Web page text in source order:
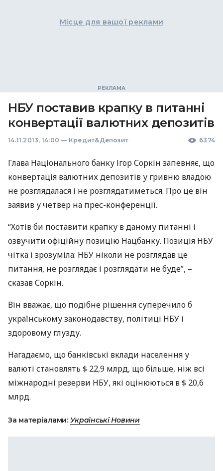
Місце для вашої реклами
НБУ поставив крапку в питанні
конвертації валютних депозитів
14.11.2013, 14:00 — Кредит&Депозит 6374
Глава Національного банку Ігор Соркін запевняє, що
конвертація валютних депозитів у гривню владою
не розглядалася і не розглядатиметься. Про це він
заявив у четвер на прес-конференції.
“Хотів би поставити крапку в даному питанні і
озвучити офіційну позицію Нацбанку. Позиція НБУ
чітка і зрозуміла: НБУ ніколи не розглядав це
питання, не розглядає і розглядати не буде”, –
сказав Соркін.
Він вважає, що подібне рішення суперечило б
українському законодавству, політиці НБУ і
здоровому глузду.
Нагадаємо, що банківські вклади населення у
валюті становлять $ 22,9 млрд, що більше, ніж всі
міжнародні резерви НБУ, які оцінюються в $ 20,6
млрд.
За матеріалами: Українські Новини